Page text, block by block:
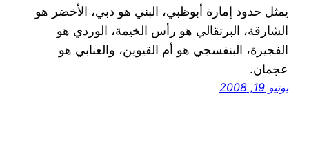
يمثل حدود إمارة أبوظبي، البني هو دبي، الأخضر هو
الشارقة، البرتقالي هو رأس الخيمة، الوردي هو
الفجيرة، البنفسجي هو أم القيوين، والعنابي هو
عجمان.
يونيو 19, 2008